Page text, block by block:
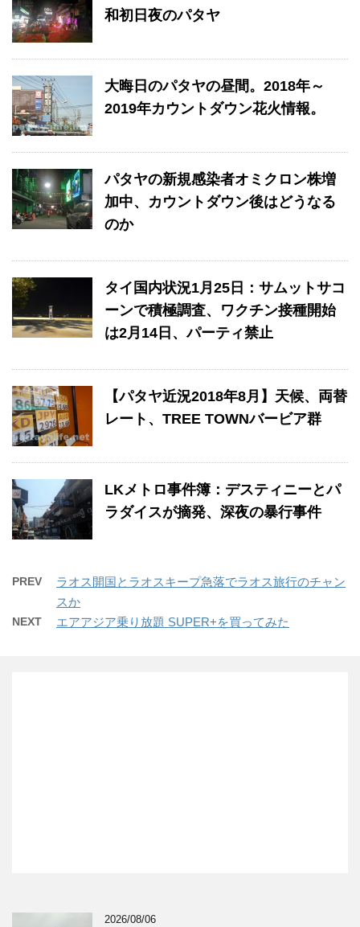
和初日夜のパタヤ
大晦日のパタヤの昼間。2018年～
2019年カウントダウン花火情報。
パタヤの新規感染者オミクロン株増
加中、カウントダウン後はどうなる
のか
タイ国内状況1月25日：サムットサコ
ーンで積極調査、ワクチン接種開始
は2月14日、パーティ禁止
【パタヤ近況2018年8月】天候、両替
レート、TREE TOWNバービア群
LKメトロ事件簿：デスティニーとパ
ラダイスが摘発、深夜の暴行事件
PREV
ラオス開国とラオスキープ急落でラオス旅行のチャン
スか
NEXT エアアジア乗り放題 SUPER+を買ってみた
2026/08/06